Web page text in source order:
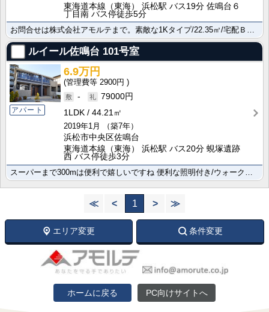
東海道本線（東海） 浜松駅 バス19分 佐鳴台６
丁目南 バス停徒歩5分
ルイール佐鳴台 101号室
アパート
6.9万円
2900円
-
79000円
1LDK
44.21㎡
2019年1月
（築7年）
浜松市中央区佐鳴台
東海道本線（東海） 浜松駅 バス20分 蜆塚遺跡
西 バス停徒歩3分
≪ < 1 > ≫
エリア変更 条件変更
ホームに戻る PC向けサイトへ